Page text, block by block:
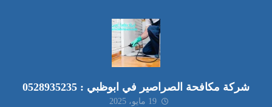
شركة مكافحة الصراصير في ابوظبي : 0528935235
19 مايو، 2025